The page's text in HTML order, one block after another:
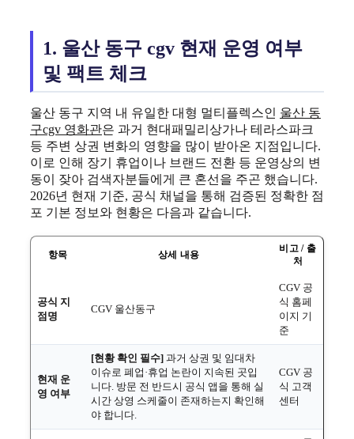
1. 울산 동구 cgv 현재 운영 여부
및 팩트 체크
울산 동구 지역 내 유일한 대형 멀티플렉스인 울산 동
구cgv 영화관은 과거 현대패밀리상가나 테라스파크
등 주변 상권 변화의 영향을 많이 받아온 지점입니다.
이로 인해 장기 휴업이나 브랜드 전환 등 운영상의 변
동이 잦아 검색자분들에게 큰 혼선을 주곤 했습니다.
2026년 현재 기준, 공식 채널을 통해 검증된 정확한 점
포 기본 정보와 현황은 다음과 같습니다.
항목 상세 내용
비고 / 출
처
공식 지
점명
CGV 울산동구
CGV 공
식 홈페
이지 기
준
현재 운
영 여부
[현황 확인 필수] 과거 상권 및 임대차
이슈로 폐업·휴업 논란이 지속된 곳입
니다. 방문 전 반드시 공식 앱을 통해 실
시간 상영 스케줄이 존재하는지 확인해
야 합니다.
CGV 공
식 고객
센터